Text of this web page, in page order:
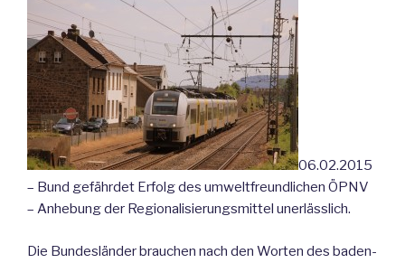
06.02.2015
– Bund gefährdet Erfolg des umweltfreundlichen ÖPNV
– Anhebung der Regionalisierungsmittel unerlässlich.
Die Bundesländer brauchen nach den Worten des baden-